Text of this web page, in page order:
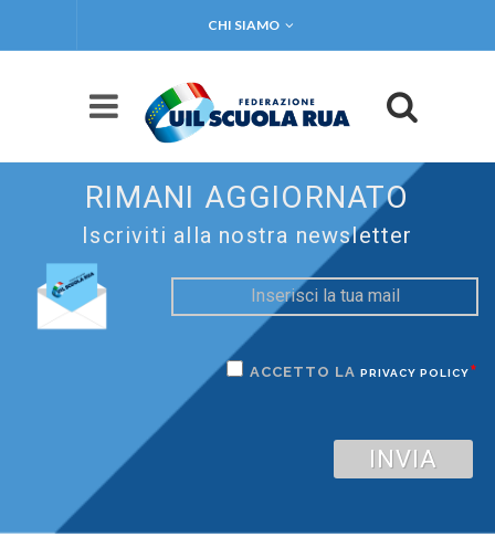
CHI SIAMO
RIMANI AGGIORNATO
Iscriviti alla nostra newsletter
ACCETTO LA PRIVACY POLICY*
INVIA